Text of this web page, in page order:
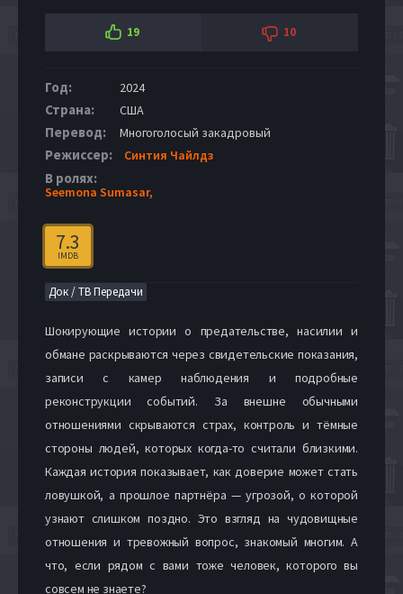
19 10
Год: 2024
Страна: США
Перевод: Многоголосый закадровый
Режиссер: Синтия Чайлдз
В ролях:
Seemona Sumasar,
7.3
IMDB
Док / ТВ Передачи
Шокирующие истории о предательстве, насилии и
обмане раскрываются через свидетельские показания,
записи с камер наблюдения и подробные
реконструкции событий. За внешне обычными
отношениями скрываются страх, контроль и тёмные
стороны людей, которых когда-то считали близкими.
Каждая история показывает, как доверие может стать
ловушкой, а прошлое партнёра — угрозой, о которой
узнают слишком поздно. Это взгляд на чудовищные
отношения и тревожный вопрос, знакомый многим. А
что, если рядом с вами тоже человек, которого вы
совсем не знаете?